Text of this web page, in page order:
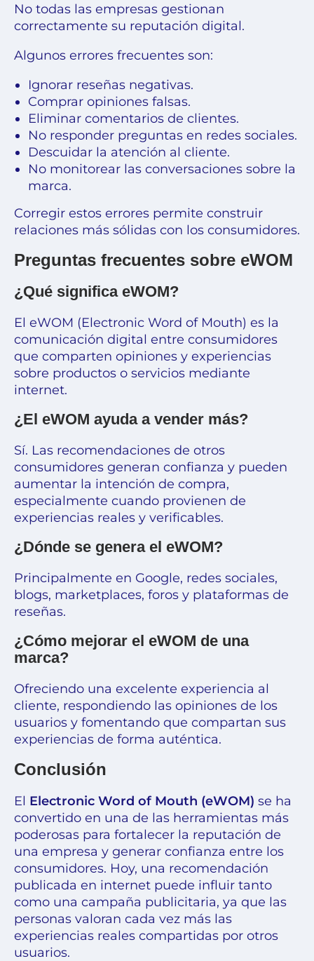
No todas las empresas gestionan
correctamente su reputación digital.
Algunos errores frecuentes son:
Ignorar reseñas negativas.
Comprar opiniones falsas.
Eliminar comentarios de clientes.
No responder preguntas en redes sociales.
Descuidar la atención al cliente.
No monitorear las conversaciones sobre la
marca.
Corregir estos errores permite construir
relaciones más sólidas con los consumidores.
Preguntas frecuentes sobre eWOM
¿Qué significa eWOM?
El eWOM (Electronic Word of Mouth) es la
comunicación digital entre consumidores
que comparten opiniones y experiencias
sobre productos o servicios mediante
internet.
¿El eWOM ayuda a vender más?
Sí. Las recomendaciones de otros
consumidores generan confianza y pueden
aumentar la intención de compra,
especialmente cuando provienen de
experiencias reales y verificables.
¿Dónde se genera el eWOM?
Principalmente en Google, redes sociales,
blogs, marketplaces, foros y plataformas de
reseñas.
¿Cómo mejorar el eWOM de una
marca?
Ofreciendo una excelente experiencia al
cliente, respondiendo las opiniones de los
usuarios y fomentando que compartan sus
experiencias de forma auténtica.
Conclusión
El Electronic Word of Mouth (eWOM) se ha
convertido en una de las herramientas más
poderosas para fortalecer la reputación de
una empresa y generar confianza entre los
consumidores. Hoy, una recomendación
publicada en internet puede influir tanto
como una campaña publicitaria, ya que las
personas valoran cada vez más las
experiencias reales compartidas por otros
usuarios.